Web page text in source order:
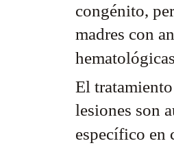
congénito,
madres con
El
lesiones son
específico en